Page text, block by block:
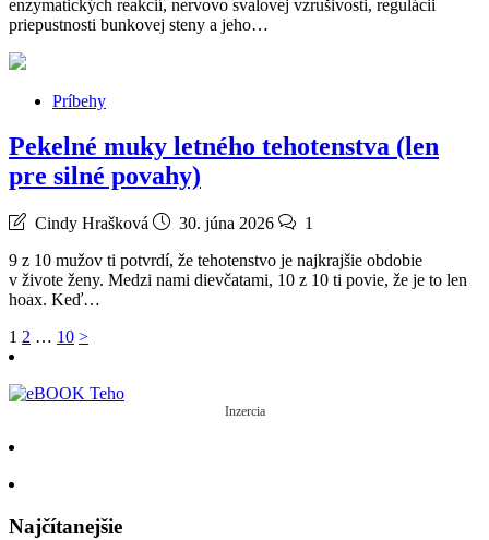
enzymatických reakcií, nervovo svalovej vzrušivosti, regulácii
priepustnosti bunkovej steny a jeho…
Príbehy
Pekelné muky letného tehotenstva (len
pre silné povahy)
Cindy Hrašková 30. júna 2026
1
9 z 10 mužov ti potvrdí, že tehotenstvo je najkrajšie obdobie
v živote ženy. Medzi nami dievčatami, 10 z 10 ti povie, že je to len
hoax. Keď…
Stránkovanie
1 2 … 10 >
Inzercia
Najčítanejšie